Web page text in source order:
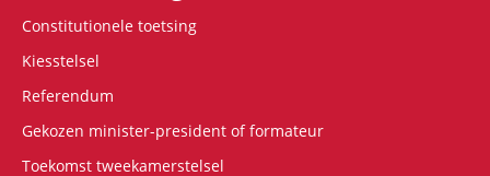
Constitutionele toetsing
Kiesstelsel
Referendum
Gekozen minister-president of formateur
Toekomst tweekamerstelsel